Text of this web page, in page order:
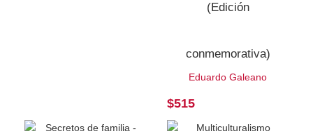
(Edición
conmemorativa)
Eduardo Galeano
$515